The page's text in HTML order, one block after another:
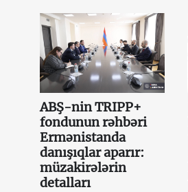
ABŞ-nin TRIPP+
fondunun rəhbəri
Ermənistanda
danışıqlar aparır:
müzakirələrin
detalları